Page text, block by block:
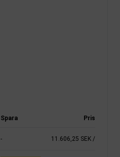
Spara Pris
- 11.606,25 SEK /